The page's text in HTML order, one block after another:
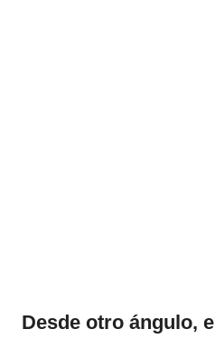
Desde otro ángulo,